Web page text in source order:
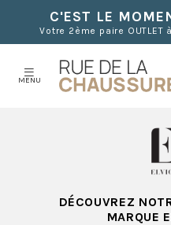
C'EST LE
Votre 2ème paire OUTLET
MENU
DÉCOUVREZ
MARQUE